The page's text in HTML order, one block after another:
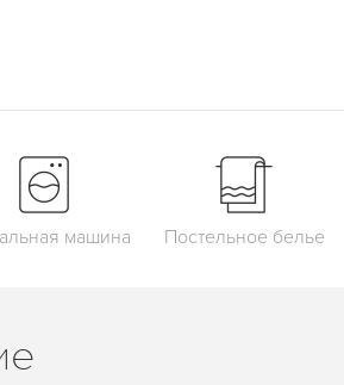
машина Постельное белье